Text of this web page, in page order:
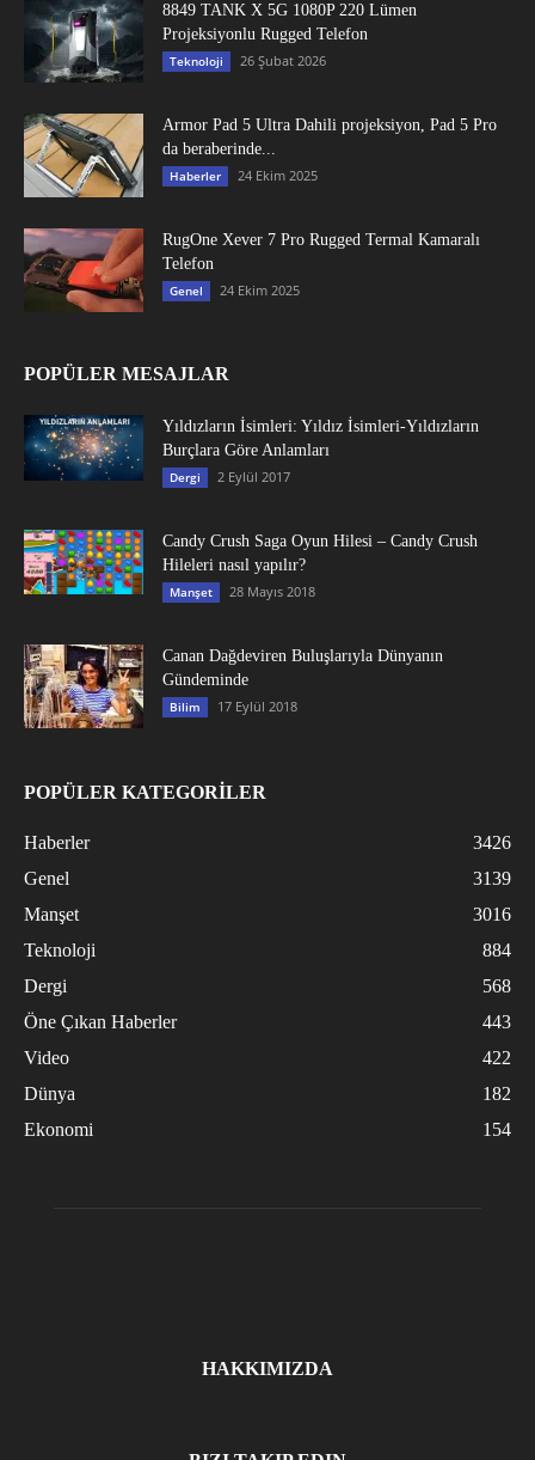
8849 TANK X 5G 1080P 220 Lümen
Projeksiyonlu Rugged Telefon
Teknoloji 26 Şubat 2026
Armor Pad 5 Ultra Dahili projeksiyon, Pad 5 Pro
da beraberinde...
Haberler 24 Ekim 2025
RugOne Xever 7 Pro Rugged Termal Kamaralı
Telefon
Genel 24 Ekim 2025
POPÜLER MESAJLAR
Yıldızların İsimleri: Yıldız İsimleri-Yıldızların
Burçlara Göre Anlamları
Dergi 2 Eylül 2017
Candy Crush Saga Oyun Hilesi – Candy Crush
Hileleri nasıl yapılır?
Manşet 28 Mayıs 2018
Canan Dağdeviren Buluşlarıyla Dünyanın
Gündeminde
Bilim 17 Eylül 2018
POPÜLER KATEGORİLER
Haberler
3426
Genel
3139
Manşet
3016
Teknoloji
884
Dergi
568
Öne Çıkan Haberler
443
Video
422
Dünya
182
Ekonomi
154
HAKKIMIZDA